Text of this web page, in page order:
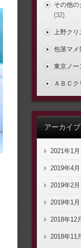
その他の
(32)
上野ク
包茎マメ
東京ノー
ＡＢＣク
アーカイブ
2021年1月
2019年4月
2019年2月
2019年1月
2018年12
2018年11月